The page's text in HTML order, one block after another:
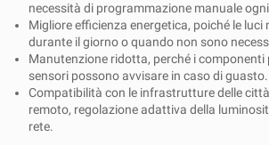
necessità di programmazione manuale
Migliore efficienza energetica, poiché le luci
durante il giorno o quando non sono
Manutenzione ridotta, perché i componenti
sensori possono avvisare in caso di guasto.
Compatibilità con le infrastrutture delle
remoto, regolazione adattiva della
rete.